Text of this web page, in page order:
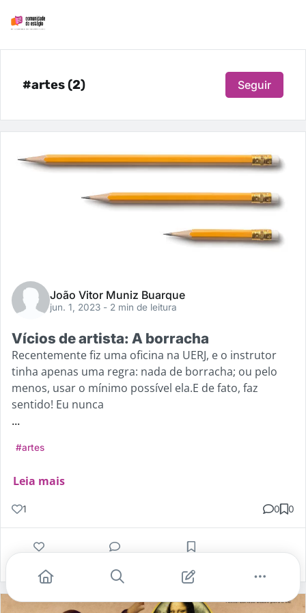
#artes (2) Seguir
João Vitor Muniz Buarque
jun. 1, 2023 - 2 min de leitura
Vícios de artista: A borracha
Recentemente fiz uma oficina na UERJ, e o instrutor
tinha apenas uma regra: nada de borracha; ou pelo
menos, usar o mínimo possível ela.E de fato, faz
sentido! Eu nunca
...
#artes
Leia mais
1 0 0